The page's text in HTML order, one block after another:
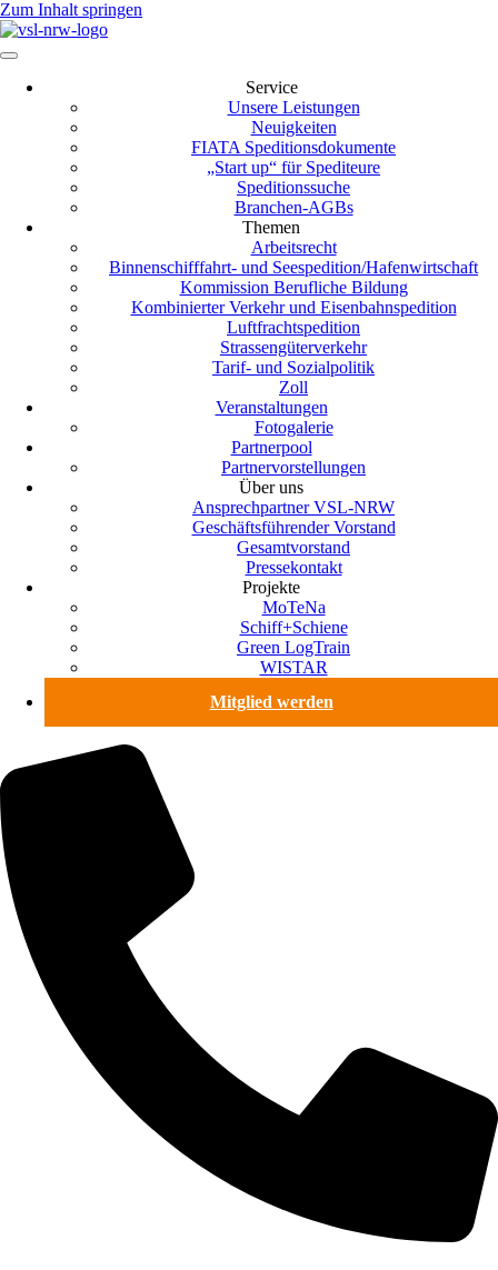
Zum Inhalt springen
Service
Unsere Leistungen
Neuigkeiten
FIATA Speditionsdokumente
„Start up“ für Spediteure
Speditionssuche
Branchen-AGBs
Themen
Arbeitsrecht
Binnenschifffahrt- und Seespedition/Hafenwirtschaft
Kommission Berufliche Bildung
Kombinierter Verkehr und Eisenbahnspedition
Luftfrachtspedition
Strassengüterverkehr
Tarif- und Sozialpolitik
Zoll
Veranstaltungen
Fotogalerie
Partnerpool
Partnervorstellungen
Über uns
Ansprechpartner VSL-NRW
Geschäftsführender Vorstand
Gesamtvorstand
Pressekontakt
Projekte
MoTeNa
Schiff+Schiene
Green LogTrain
WISTAR
Mitglied werden